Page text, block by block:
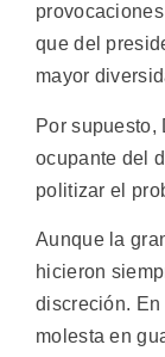
que del
mayor
Por supuesto,
ocupante del
politizar el
Aunque la
hicieron
discreción. En
molesta en